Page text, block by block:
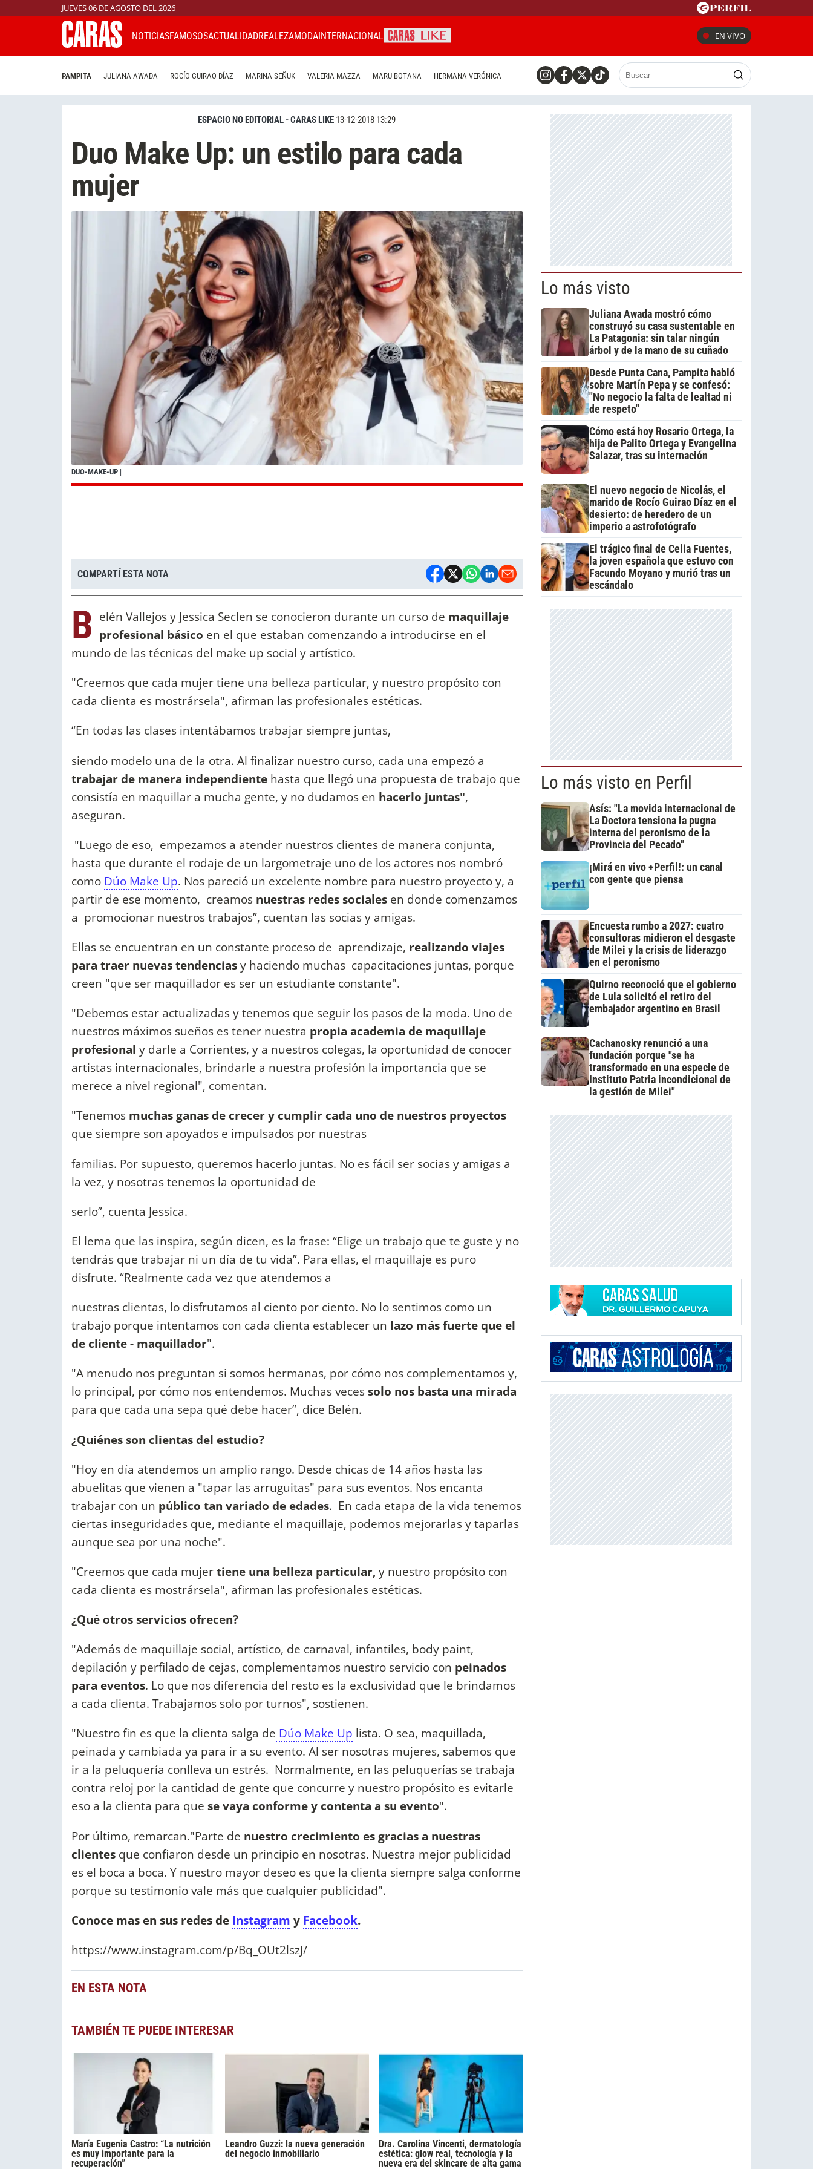
JUEVES 06 DE AGOSTO DEL 2026
NOTICIASFAMOSOSACTUALIDADREALEZAMODAINTERNACIONAL EN VIVO
PAMPITA JULIANA AWADA ROCÍO GUIRAO DÍAZ MARINA SEÑUK VALERIA MAZZA MARU BOTANA HERMANA VERÓNICA
ESPACIO NO EDITORIAL - CARAS LIKE 13-12-2018 13:29
Duo Make Up: un estilo para cada
mujer
DUO-MAKE-UP |
COMPARTÍ ESTA NOTA
B elén Vallejos y Jessica Seclen se conocieron durante un curso de maquillaje
profesional básico en el que estaban comenzando a introducirse en el
mundo de las técnicas del make up social y artístico.
"Creemos que cada mujer tiene una belleza particular, y nuestro propósito con
cada clienta es mostrársela", afirman las profesionales estéticas.
“En todas las clases intentábamos trabajar siempre juntas,
siendo modelo una de la otra. Al finalizar nuestro curso, cada una empezó a
trabajar de manera independiente hasta que llegó una propuesta de trabajo que
consistía en maquillar a mucha gente, y no dudamos en hacerlo juntas",
aseguran.
"Luego de eso, empezamos a atender nuestros clientes de manera conjunta,
hasta que durante el rodaje de un largometraje uno de los actores nos nombró
como Dúo Make Up. Nos pareció un excelente nombre para nuestro proyecto y, a
partir de ese momento, creamos nuestras redes sociales en donde comenzamos
a promocionar nuestros trabajos”, cuentan las socias y amigas.
Ellas se encuentran en un constante proceso de aprendizaje, realizando viajes
para traer nuevas tendenciasy haciendo muchas capacitaciones juntas, porque
creen "que ser maquillador es ser un estudiante constante".
"Debemos estar actualizadas y tenemos que seguir los pasos de la moda. Uno de
nuestros máximos sueños es tener nuestra propia academia de maquillaje
profesional y darle a Corrientes, y a nuestros colegas, la oportunidad de conocer
artistas internacionales, brindarle a nuestra profesión la importancia que se
merece a nivel regional", comentan.
"Tenemos muchas ganas de crecer y cumplir cada uno de nuestros proyectos
que siempre son apoyados e impulsados por nuestras
familias. Por supuesto, queremos hacerlo juntas. No es fácil ser socias y amigas a
la vez, y nosotras tenemos la oportunidad de
serlo”, cuenta Jessica.
El lema que las inspira, según dicen, es la frase: “Elige un trabajo que te guste y no
tendrás que trabajar ni un día de tu vida”. Para ellas, el maquillaje es puro
disfrute. “Realmente cada vez que atendemos a
nuestras clientas, lo disfrutamos al ciento por ciento. No lo sentimos como un
trabajo porque intentamos con cada clienta establecer un lazo más fuerte que el
de cliente - maquillador".
"A menudo nos preguntan si somos hermanas, por cómo nos complementamos y,
lo principal, por cómo nos entendemos. Muchas vecessolo nos basta una mirada
para que cada una sepa qué debe hacer”, dice Belén.
¿Quiénes son clientas del estudio?
"Hoy en día atendemos un amplio rango. Desde chicas de 14 años hasta las
abuelitas que vienen a "tapar las arruguitas" para sus eventos. Nos encanta
trabajar con un público tan variado de edades. En cada etapa de la vida tenemos
ciertas inseguridades que, mediante el maquillaje, podemos mejorarlas y taparlas
aunque sea por una noche".
"Creemos que cada mujertiene una belleza particular,y nuestro propósito con
cada clienta es mostrársela", afirman las profesionales estéticas.
¿Qué otros servicios ofrecen?
"Además de maquillaje social, artístico, de carnaval, infantiles, body paint,
depilación y perfilado de cejas, complementamos nuestro servicio con peinados
para eventos. Lo que nos diferencia del resto es la exclusividad que le brindamos
a cada clienta. Trabajamos solo por turnos", sostienen.
"Nuestro fin es que la clienta salga de Dúo Make Up lista. O sea, maquillada,
peinada y cambiada ya para ir a su evento. Al ser nosotras mujeres, sabemos que
ir a la peluquería conlleva un estrés. Normalmente, en las peluquerías se trabaja
contra reloj por la cantidad de gente que concurre y nuestro propósito es evitarle
eso a la clienta para que se vaya conforme y contenta a su evento".
Por último, remarcan."Parte de nuestro crecimiento es gracias a nuestras
clientes que confiaron desde un principio en nosotras. Nuestra mejor publicidad
es el boca a boca. Y nuestro mayor deseo es que la clienta siempre salga conforme
porque su testimonio vale más que cualquier publicidad".
Conoce mas en sus redes de Instagram y Facebook.
https://www.instagram.com/p/Bq_OUt2lszJ/
EN ESTA NOTA
TAMBIÉN TE PUEDE INTERESAR
María Eugenia Castro: “La nutrición
es muy importante para la
recuperación”
Leandro Guzzi: la nueva generación
del negocio inmobiliario
Dra. Carolina Vincenti, dermatología
estética: glow real, tecnología y la
nueva era del skincare de alta gama
Lo más visto
Juliana Awada mostró cómo
construyó su casa sustentable en
La Patagonia: sin talar ningún
árbol y de la mano de su cuñado
Desde Punta Cana, Pampita habló
sobre Martín Pepa y se confesó:
"No negocio la falta de lealtad ni
de respeto"
Cómo está hoy Rosario Ortega, la
hija de Palito Ortega y Evangelina
Salazar, tras su internación
El nuevo negocio de Nicolás, el
marido de Rocío Guirao Díaz en el
desierto: de heredero de un
imperio a astrofotógrafo
El trágico final de Celia Fuentes,
la joven española que estuvo con
Facundo Moyano y murió tras un
escándalo
Lo más visto en Perfil
Asís: "La movida internacional de
La Doctora tensiona la pugna
interna del peronismo de la
Provincia del Pecado"
¡Mirá en vivo +Perfil!: un canal
con gente que piensa
Encuesta rumbo a 2027: cuatro
consultoras midieron el desgaste
de Milei y la crisis de liderazgo
en el peronismo
Quirno reconoció que el gobierno
de Lula solicitó el retiro del
embajador argentino en Brasil
Cachanosky renunció a una
fundación porque "se ha
transformado en una especie de
Instituto Patria incondicional de
la gestión de Milei"